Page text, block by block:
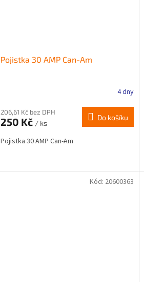
Pojistka 30 AMP Can-Am
4 dny
206,61 Kč bez DPH
250 Kč / ks
Do košíku
Pojistka 30 AMP Can-Am
Kód: 20600363